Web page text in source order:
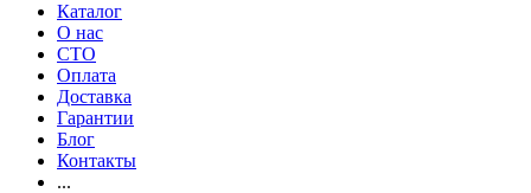
Каталог
О нас
СТО
Оплата
Доставка
Гарантии
Блог
Контакты
...